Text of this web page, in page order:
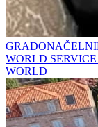
WORLD
WORLD